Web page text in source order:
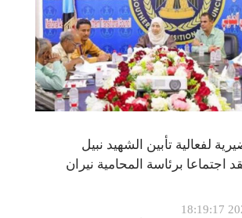
لفعالية تأبين الشهيد نبيل
اجتماعا برئاسة المحامية نيران